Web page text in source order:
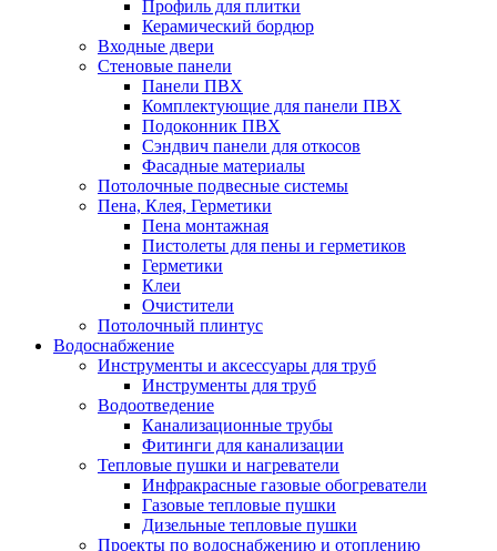
Профиль для плитки
Керамический бордюр
Входные двери
Стеновые панели
Панели ПВХ
Комплектующие для панели ПВХ
Подоконник ПВХ
Сэндвич панели для откосов
Фасадные материалы
Потолочные подвесные системы
Пена, Клея, Герметики
Пена монтажная
Пистолеты для пены и герметиков
Герметики
Клеи
Очистители
Потолочный плинтус
Водоснабжение
Инструменты и аксессуары для труб
Инструменты для труб
Водоотведение
Канализационные трубы
Фитинги для канализации
Тепловые пушки и нагреватели
Инфракрасные газовые обогреватели
Газовые тепловые пушки
Дизельные тепловые пушки
Проекты по водоснабжению и отоплению